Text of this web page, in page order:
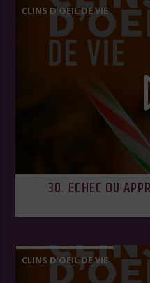
CLINS D’OEIL DE VIE
30. ECHEC OU
CLINS D’OEIL DE VIE